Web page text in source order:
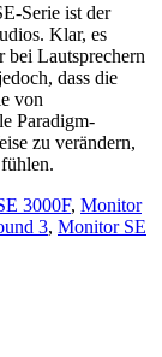
Serie ist der
Klar, es
bei Lautsprechern
dass die
von
Paradigm-
zu verändern,
3000F, Monitor
3, Monitor SE